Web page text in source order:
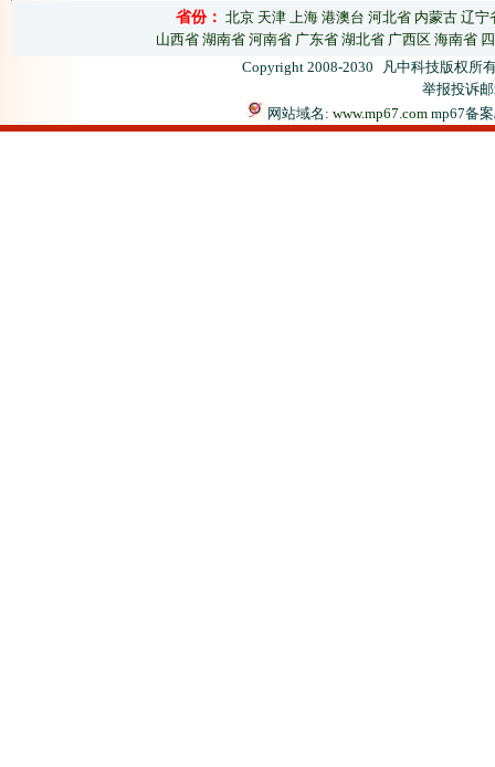
省份： 北京 天津 上海 港澳台 河北省 内蒙古 辽宁
山西省 湖南省 河南省 广东省 湖北省 广西区 海南省
Copyright 2008-2030
凡中科技版权所
举报投诉
网站域名: www.mp67.com mp67备